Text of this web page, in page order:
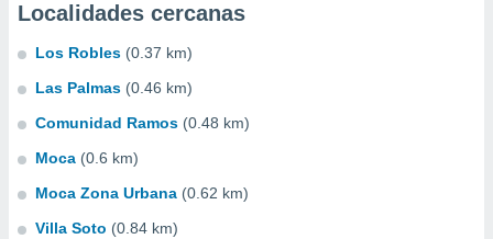
Localidades cercanas
Los Robles (0.37 km)
Las Palmas (0.46 km)
Comunidad Ramos (0.48 km)
Moca (0.6 km)
Moca Zona Urbana (0.62 km)
Villa Soto (0.84 km)